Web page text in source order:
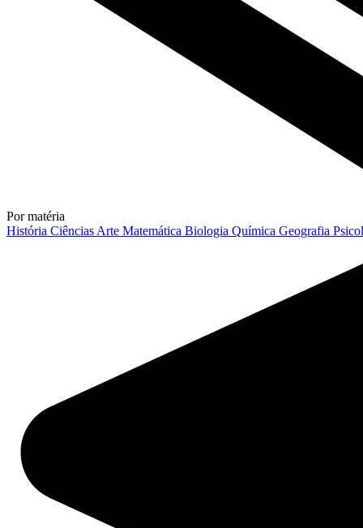
Por matéria
História Ciências Arte Matemática Biologia Química Geografia